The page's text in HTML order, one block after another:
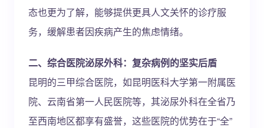
态也更为了解，能够提供更具人文关怀的诊疗服
务，缓解患者因疾病产生的焦虑情绪。
二、综合医院泌尿外科：复杂病例的坚实后盾
昆明的三甲综合医院，如昆明医科大学第一附属医
院、云南省第一人民医院等，其泌尿外科在全省乃
至西南地区都享有盛誉，这些医院的优势在于“全”